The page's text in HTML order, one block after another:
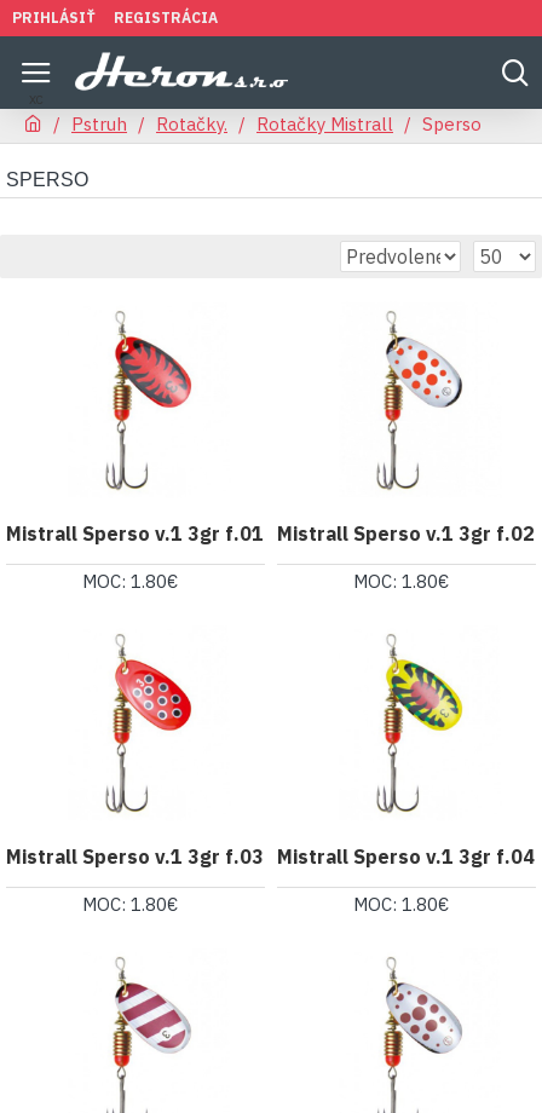
PRIHLÁSIŤ REGISTRÁCIA
Pstruh Rotačky. Rotačky Mistrall Sperso
SPERSO
Mistrall Sperso v.1 3gr f.01
MOC: 1.80€
Mistrall Sperso v.1 3gr f.02
MOC: 1.80€
Mistrall Sperso v.1 3gr f.03
MOC: 1.80€
Mistrall Sperso v.1 3gr f.04
MOC: 1.80€